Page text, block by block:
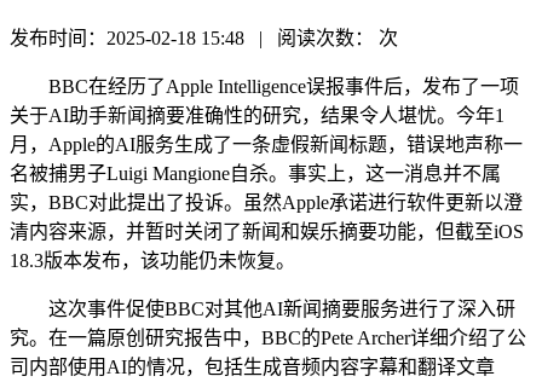
发布时间：2025-02-18 15:48 | 阅读次数： 次
BBC在经历了Apple Intelligence误报事件后，发布了一项
关于AI助手新闻摘要准确性的研究，结果令人堪忧。今年1
月，Apple的AI服务生成了一条虚假新闻标题，错误地声称一
名被捕男子Luigi Mangione自杀。事实上，这一消息并不属
实，BBC对此提出了投诉。虽然Apple承诺进行软件更新以澄
清内容来源，并暂时关闭了新闻和娱乐摘要功能，但截至iOS
18.3版本发布，该功能仍未恢复。
这次事件促使BBC对其他AI新闻摘要服务进行了深入研
究。在一篇原创研究报告中，BBC的Pete Archer详细介绍了公
司内部使用AI的情况，包括生成音频内容字幕和翻译文章